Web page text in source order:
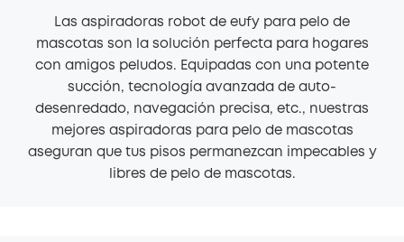
Las aspiradoras robot de eufy para pelo de
mascotas son la solución perfecta para hogares
con amigos peludos. Equipadas con una potente
succión, tecnología avanzada de auto-
desenredado, navegación precisa, etc., nuestras
mejores aspiradoras para pelo de mascotas
aseguran que tus pisos permanezcan impecables y
libres de pelo de mascotas.